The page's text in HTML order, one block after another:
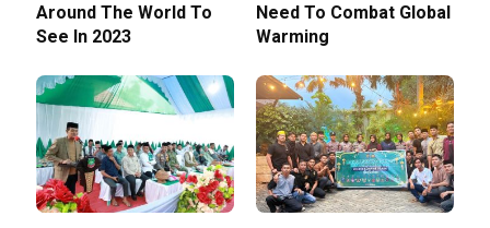
Around The World To
See In 2023
Need To Combat Global
Warming